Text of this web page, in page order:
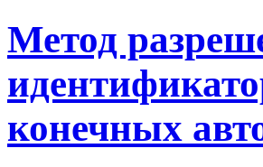
Метод
конечных